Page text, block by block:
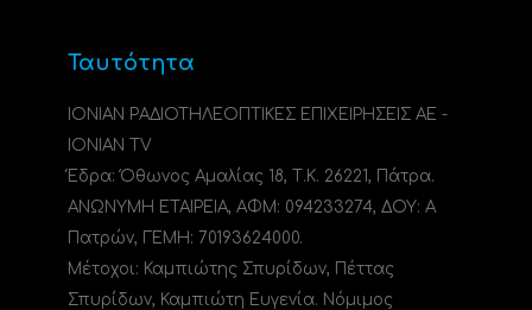
Ταυτότητα
ΙΟΝΙΑΝ ΡΑΔΙΟΤΗΛΕΟΠΤΙΚΕΣ ΕΠΙΧΕΙΡΗΣΕΙΣ ΑΕ -
IONIAN TV
Έδρα: Όθωνος Αμαλίας 18, Τ.Κ. 26221, Πάτρα.
ΑΝΩΝΥΜΗ ΕΤΑΙΡΕΙΑ, ΑΦΜ: 094233274, ΔΟΥ: A
Πατρών, ΓΕΜΗ: 70193624000.
Μέτοχοι: Καμπιώτης Σπυρίδων, Πέττας
Σπυρίδων, Καμπιώτη Ευγενία. Νόμιμος